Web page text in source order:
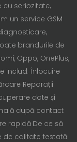
seriozitate,
un service GSM
brandurile de
Oppo, OnePlus,
includ: Înlocuire
Reparații
date și
după contact
rapidă De ce să
de calitate testată